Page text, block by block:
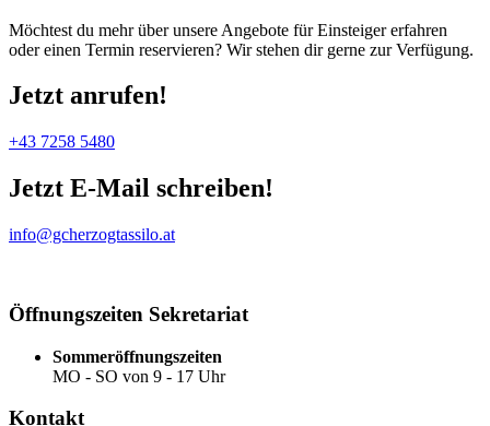
Möchtest du mehr über unsere Angebote für Einsteiger erfahren
oder einen Termin reservieren? Wir stehen dir gerne zur Verfügung.
Jetzt anrufen!
+43 7258 5480
Jetzt E-Mail schreiben!
info@gcherzogtassilo.at
Öffnungszeiten Sekretariat
Sommeröffnungszeiten
MO - SO von 9 - 17 Uhr
Kontakt